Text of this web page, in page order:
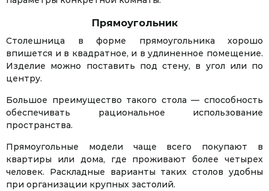
Прямоугольник
Столешница в форме прямоугольника хорошо
впишется и в квадратное, и в удлиненное помещение.
Изделие можно поставить под стену, в угол или по
центру.
Большое преимущество такого стола — способность
обеспечивать рациональное использование
пространства.
Прямоугольные модели чаще всего покупают в
квартиры или дома, где проживают более четырех
человек. Раскладные варианты таких столов удобны
при организации крупных застолий.